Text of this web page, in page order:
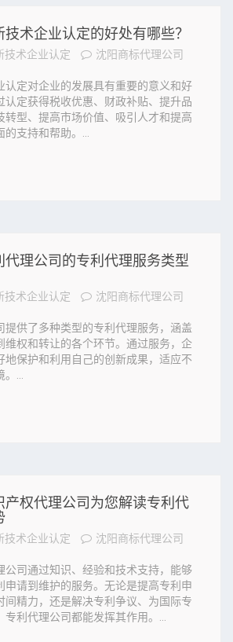
技术企业认定的好处有哪些？
技术企业认定 沈阳商标代理公司
认定对企业的发展具有重要的意义和好
认定获得税收优惠、财政补贴、提升品
转型、提高市场价值、吸引人才和提高
支持和帮助。...
代理公司的专利代理服务类型
技术企业认定 沈阳商标代理公司
提供了多种类型的专利代理服务，涵盖
维权和转让的各个环节。通过服务，企
地保护和利用自己的创新成果，适应不
...
产权代理公司为您解读专利代
技术企业认定 沈阳商标代理公司
公司通过知识、经验和技术支持，能够
申请到维护的服务。无论是提高专利申
间精力，还是解决专利争议、为国际专
专利代理公司都能发挥其作用。...